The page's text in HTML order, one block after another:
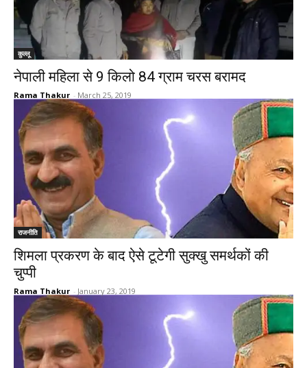
कुल्लू
नेपाली महिला से 9 किलो 84 ग्राम चरस बरामद
Rama Thakur - March 25, 2019
राजनीति
शिमला प्रकरण के बाद ऐसे टूटेगी सुक्खु समर्थकों की
चुप्पी
Rama Thakur - January 23, 2019